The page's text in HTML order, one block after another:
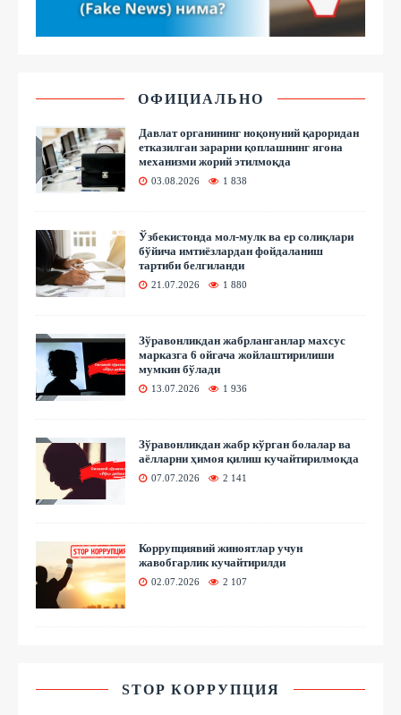
ОФИЦИАЛЬНО
Давлат органининг ноқонуний қароридан
етказилган зарарни қоплашнинг ягона
механизми жорий этилмоқда
03.08.2026 1 838
Ўзбекистонда мол-мулк ва ер солиқлари
бўйича имтиёзлардан фойдаланиш
тартиби белгиланди
21.07.2026 1 880
Зўравонликдан жабрланганлар махсус
марказга 6 ойгача жойлаштирилиши
мумкин бўлади
13.07.2026 1 936
Зўравонликдан жабр кўрган болалар ва
аёлларни ҳимоя қилиш кучайтирилмоқда
07.07.2026 2 141
Коррупциявий жиноятлар учун
жавобгарлик кучайтирилди
02.07.2026 2 107
STOP КОРРУПЦИЯ